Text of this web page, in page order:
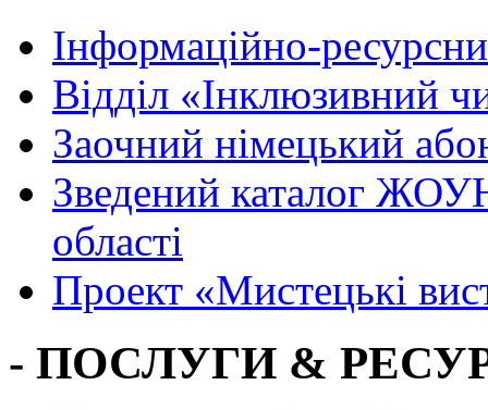
Інформаційно-
Вiддiл «Інклюзивний
Заочний німецький
Зведений каталог
області
Проект «Мистецькі
- ПОСЛУГИ &